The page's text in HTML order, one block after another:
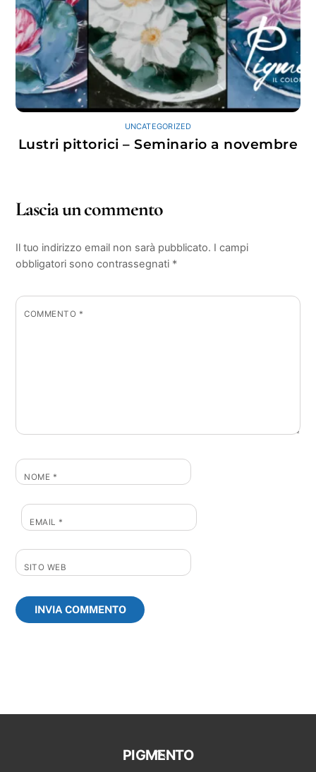
UNCATEGORIZED
Lustri pittorici – Seminario a novembre
Lascia un commento
Il tuo indirizzo email non sarà pubblicato. I campi
obbligatori sono contrassegnati *
COMMENTO *
NOME *
EMAIL *
SITO WEB
Back
To
PIGMENTO